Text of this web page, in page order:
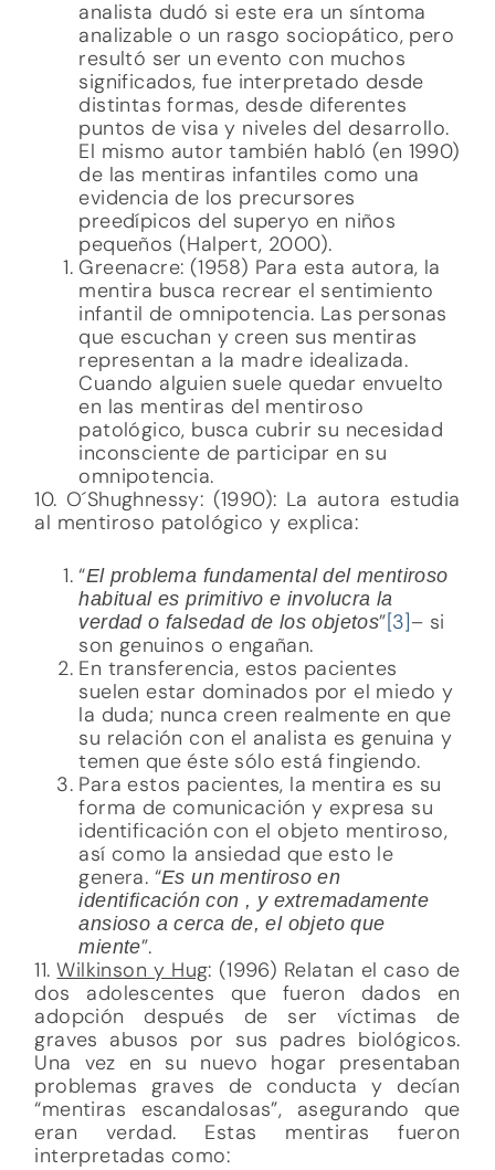
analista dudó si este era un síntoma
analizable o un rasgo sociopático, pero
resultó ser un evento con muchos
significados, fue interpretado desde
distintas formas, desde diferentes
puntos de visa y niveles del desarrollo.
El mismo autor también habló (en 1990)
de las mentiras infantiles como una
evidencia de los precursores
preedípicos del superyo en niños
pequeños (Halpert, 2000).
Greenacre: (1958) Para esta autora, la
mentira busca recrear el sentimiento
infantil de omnipotencia. Las personas
que escuchan y creen sus mentiras
representan a la madre idealizada.
Cuando alguien suele quedar envuelto
en las mentiras del mentiroso
patológico, busca cubrir su necesidad
inconsciente de participar en su
omnipotencia.
10. O´Shughnessy: (1990): La autora estudia
al mentiroso patológico y explica:
“El problema fundamental del mentiroso
habitual es primitivo e involucra la
verdad o falsedad de los objetos”[3]– si
son genuinos o engañan.
En transferencia, estos pacientes
suelen estar dominados por el miedo y
la duda; nunca creen realmente en que
su relación con el analista es genuina y
temen que éste sólo está fingiendo.
Para estos pacientes, la mentira es su
forma de comunicación y expresa su
identificación con el objeto mentiroso,
así como la ansiedad que esto le
genera. “Es un mentiroso en
identificación con , y extremadamente
ansioso a cerca de, el objeto que
miente”.
11.Wilkinson y Hug: (1996) Relatan el caso de
dos adolescentes que fueron dados en
adopción después de ser víctimas de
graves abusos por sus padres biológicos.
Una vez en su nuevo hogar presentaban
problemas graves de conducta y decían
“mentiras escandalosas”, asegurando que
eran verdad. Estas mentiras fueron
interpretadas como: